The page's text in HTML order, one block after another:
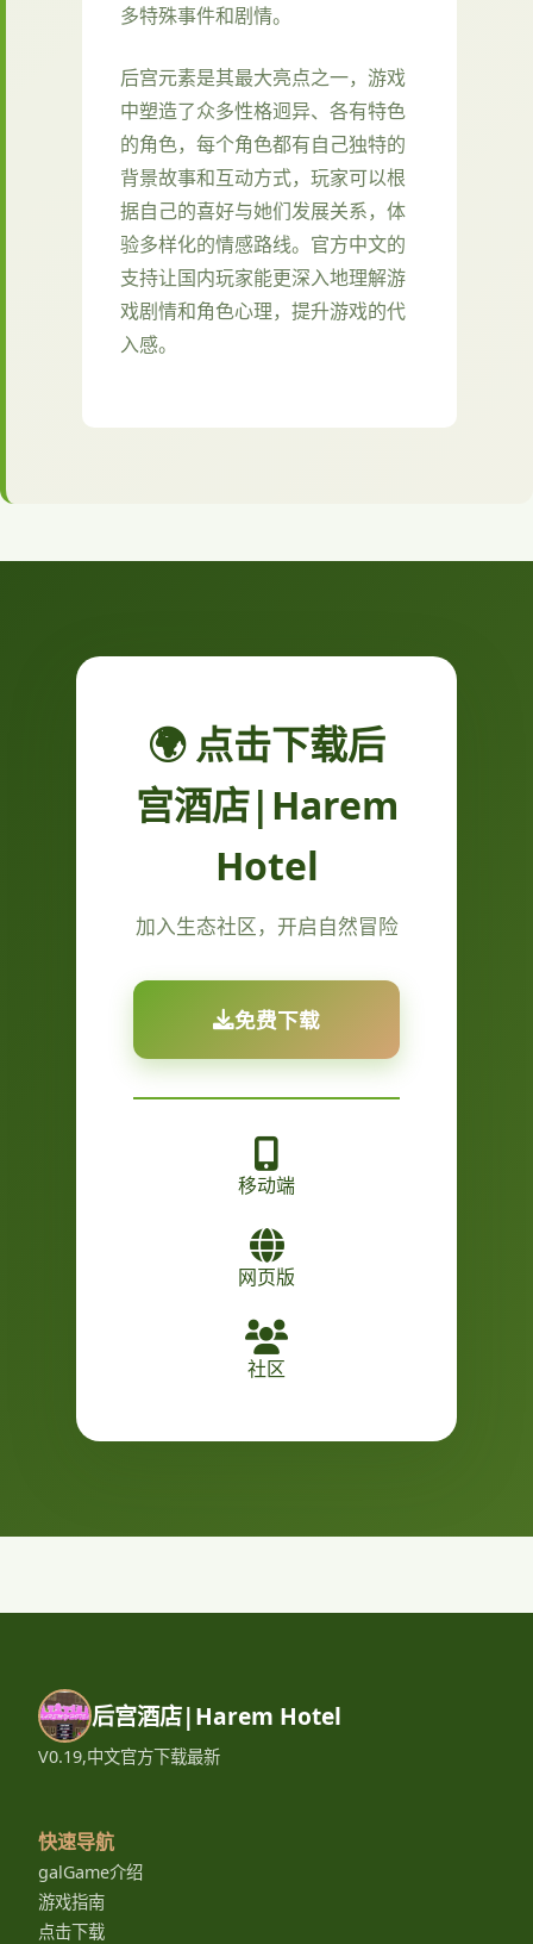
多特殊事件和剧情。
后宫元素是其最大亮点之一，游戏
中塑造了众多性格迥异、各有特色
的角色，每个角色都有自己独特的
背景故事和互动方式，玩家可以根
据自己的喜好与她们发展关系，体
验多样化的情感路线。官方中文的
支持让国内玩家能更深入地理解游
戏剧情和角色心理，提升游戏的代
入感。
🌍 点击下载后
宫酒店|Harem
Hotel
加入生态社区，开启自然冒险
免费下载
移动端
网页版
社区
后宫酒店|Harem Hotel
V0.19,中文官方下载最新
快速导航
galGame介绍
游戏指南
点击下载